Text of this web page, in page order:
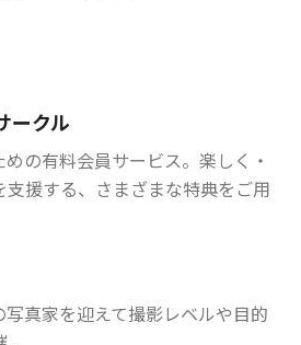
ークル
の有料会員サービス。楽しく・
援する、さまざまな特典をご用
真家を迎えて撮影レベルや目的